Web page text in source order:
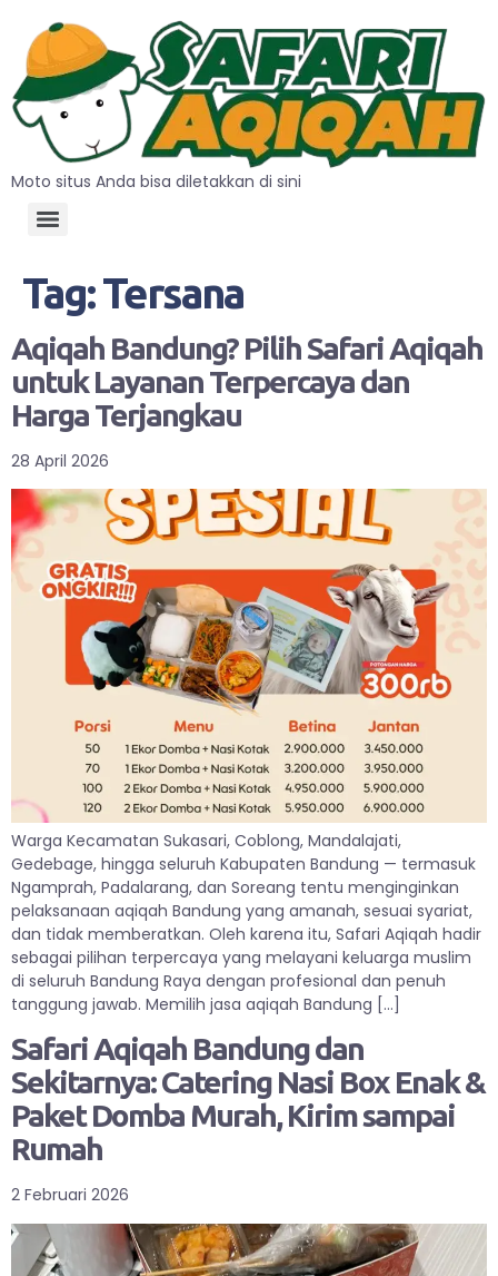
Moto situs Anda bisa diletakkan di sini
Tag:Tersana
Aqiqah Bandung? Pilih Safari Aqiqah
untuk Layanan Terpercaya dan
Harga Terjangkau
28 April 2026
Warga Kecamatan Sukasari, Coblong, Mandalajati,
Gedebage, hingga seluruh Kabupaten Bandung — termasuk
Ngamprah, Padalarang, dan Soreang tentu menginginkan
pelaksanaan aqiqah Bandung yang amanah, sesuai syariat,
dan tidak memberatkan. Oleh karena itu, Safari Aqiqah hadir
sebagai pilihan terpercaya yang melayani keluarga muslim
di seluruh Bandung Raya dengan profesional dan penuh
tanggung jawab. Memilih jasa aqiqah Bandung […]
Safari Aqiqah Bandung dan
Sekitarnya: Catering Nasi Box Enak &
Paket Domba Murah, Kirim sampai
Rumah
2 Februari 2026